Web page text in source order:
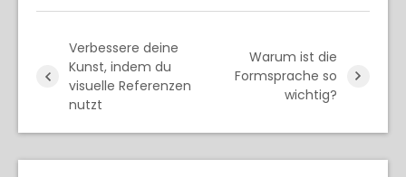
Verbessere deine
Kunst, indem du
visuelle Referenzen
nutzt
Warum ist die
Formsprache so
wichtig?